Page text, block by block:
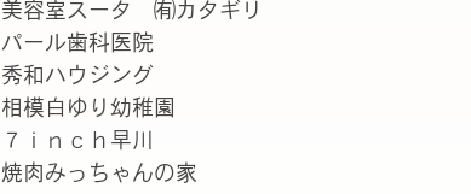
美容室スータ ㈲カタギリ
パール歯科医院
秀和ハウジング
相模白ゆり幼稚園
７ｉｎｃｈ早川
焼肉みっちゃんの家